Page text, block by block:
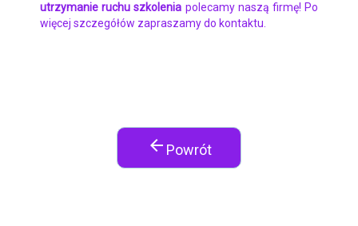
utrzymanie ruchu szkolenia polecamy naszą firmę! Po
więcej szczegółów zapraszamy do kontaktu.
arrow_back Powrót